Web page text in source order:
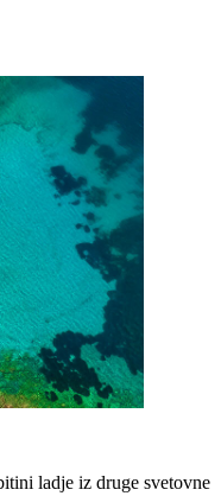
ladje iz druge svetovne